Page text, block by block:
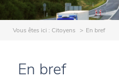
Vous êtes ici : Citoyens En bref
En bref